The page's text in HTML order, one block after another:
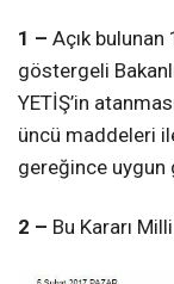
1 – Açık
göstergeli
YETİŞ’in
üncü maddeleri
gereğince uygun
2 – Bu Kararı